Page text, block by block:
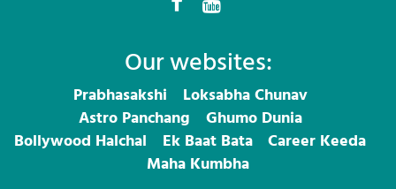
Our websites:
Prabhasakshi
Loksabha Chunav
Astro Panchang
Ghumo Dunia
Bollywood Halchal
Ek Baat Bata
Career Keeda
Maha Kumbha